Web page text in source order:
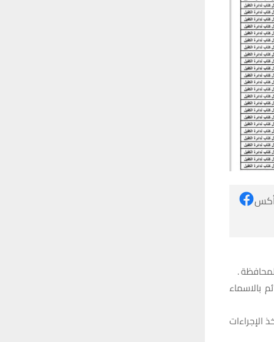
أكس
.
بالاسماء
الإجراءات